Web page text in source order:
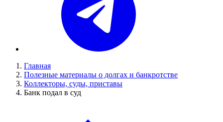
Главная
Полезные материалы о долгах и банкротстве
Коллекторы, суды, приставы
Банк подал в суд